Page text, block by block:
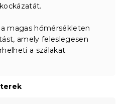
kockázatát.
magas hőmérsékleten
amely feleslegesen
a szálakat.